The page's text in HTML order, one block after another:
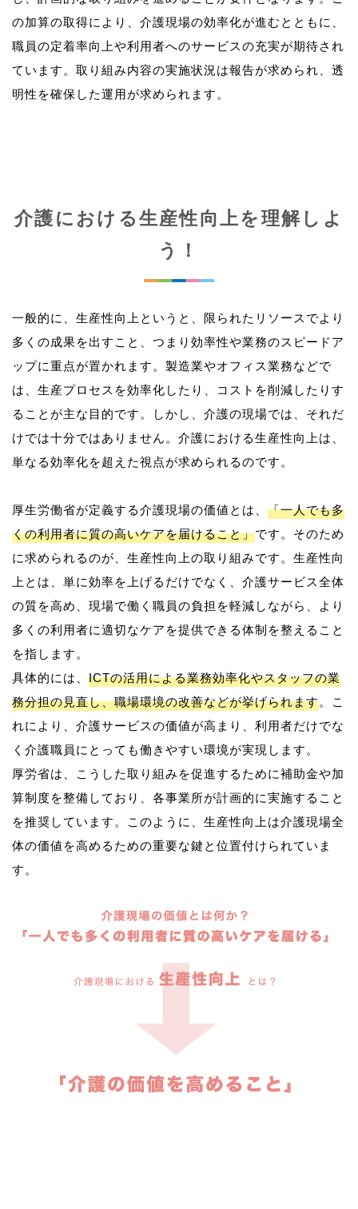
の加算の取得により、介護現場の効率化が進むとともに、
職員の定着率向上や利用者へのサービスの充実が期待され
ています。取り組み内容の実施状況は報告が求められ、透
介護における生産性向上を理解しよ
う！
一般的に、生産性向上というと、限られたリソースでより
多くの成果を出すこと、つまり効率性や業務のスピードア
ップに重点が置かれます。製造業やオフィス業務などで
は、生産プロセスを効率化したり、コストを削減したりす
ることが主な目的です。しかし、介護の現場では、それだ
けでは十分ではありません。介護における生産性向上は、
単なる効率化を超えた視点が求められるのです。
厚生労働省が定義する介護現場の価値とは、 「一人でも多
くの利用者に質の高いケアを届けること」です。そのため
に求められるのが、生産性向上の取り組みです。生産性向
上とは、単に効率を上げるだけでなく、介護サービス全体
の質を高め、現場で働く職員の負担を軽減しながら、より
多くの利用者に適切なケアを提供できる体制を整えること
を指します。
具体的には、 ICTの活用による業務効率化やスタッフの業
務分担の見直し、職場環境の改善などが挙げられます。こ
れにより、介護サービスの価値が高まり、利用者だけでな
く介護職員にとっても働きやすい環境が実現します。
厚労省は、こうした取り組みを促進するために補助金や加
算制度を整備しており、各事業所が計画的に実施すること
を推奨しています。このように、生産性向上は介護現場全
体の価値を高めるための重要な鍵と位置付けられていま